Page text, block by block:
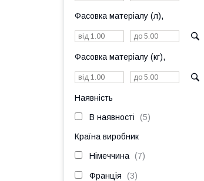
Фасовка матеріалу (л),
Фасовка матеріалу (кг),
Наявність
В наявності 5
Країна виробник
Німеччина 7
Франція 3